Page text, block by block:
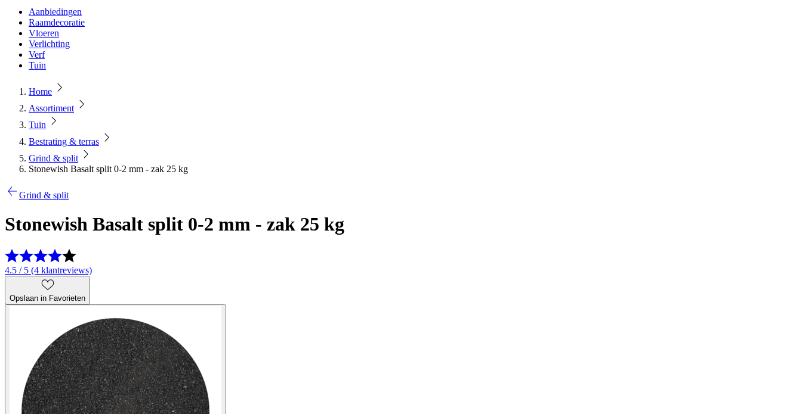
Aanbiedingen
Raamdecoratie
Vloeren
Verlichting
Verf
Tuin
Home
Assortiment
Tuin
Bestrating & terras
Grind & split
Stonewish Basalt split 0-2 mm - zak 25 kg
Grind & split
Stonewish Basalt split 0-2 mm - zak 25 kg
4.5 / 5 (4 klantreviews)
Opslaan in Favorieten